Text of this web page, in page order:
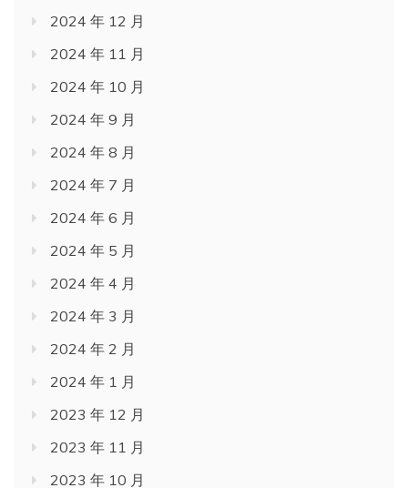
2024 年 12 月
2024 年 11 月
2024 年 10 月
2024 年 9 月
2024 年 8 月
2024 年 7 月
2024 年 6 月
2024 年 5 月
2024 年 4 月
2024 年 3 月
2024 年 2 月
2024 年 1 月
2023 年 12 月
2023 年 11 月
2023 年 10 月